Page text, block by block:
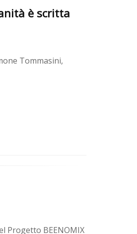
è scritta
Tommasini,
Progetto BEENOMIX